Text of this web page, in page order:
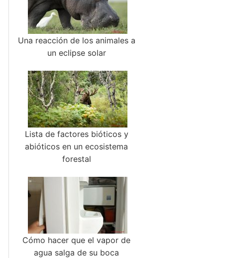
Una reacción de los animales a
un eclipse solar
Lista de factores bióticos y
abióticos en un ecosistema
forestal
Cómo hacer que el vapor de
agua salga de su boca